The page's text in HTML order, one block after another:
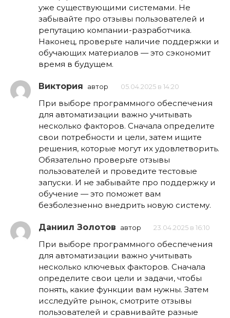
уже существующими системами. Не
забывайте про отзывы пользователей и
репутацию компании-разработчика.
Наконец, проверьте наличие поддержки и
обучающих материалов — это сэкономит
время в будущем.
Виктория автор 05.04.2025 в 14:20
При выборе программного обеспечения
для автоматизации важно учитывать
несколько факторов. Сначала определите
свои потребности и цели, затем ищите
решения, которые могут их удовлетворить.
Обязательно проверьте отзывы
пользователей и проведите тестовые
запуски. И не забывайте про поддержку и
обучение — это поможет вам
безболезненно внедрить новую систему.
Даниил Золотов автор 23.04.2025 в 16:10
При выборе программного обеспечения
для автоматизации важно учитывать
несколько ключевых факторов. Сначала
определите свои цели и задачи, чтобы
понять, какие функции вам нужны. Затем
исследуйте рынок, смотрите отзывы
пользователей и сравнивайте разные